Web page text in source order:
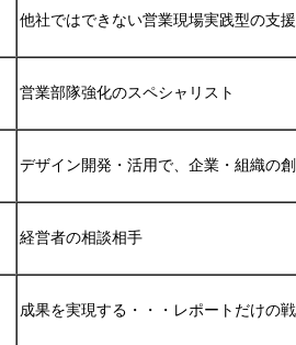
他社ではできない営業現場実践型の支
営業部隊強化のスペシャリスト
デザイン開発・活用で、企業・組織の
経営者の相談相手
成果を実現する・・・レポートだけの